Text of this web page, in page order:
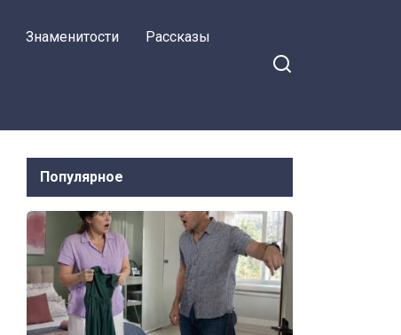
Знаменитости Рассказы
Популярное